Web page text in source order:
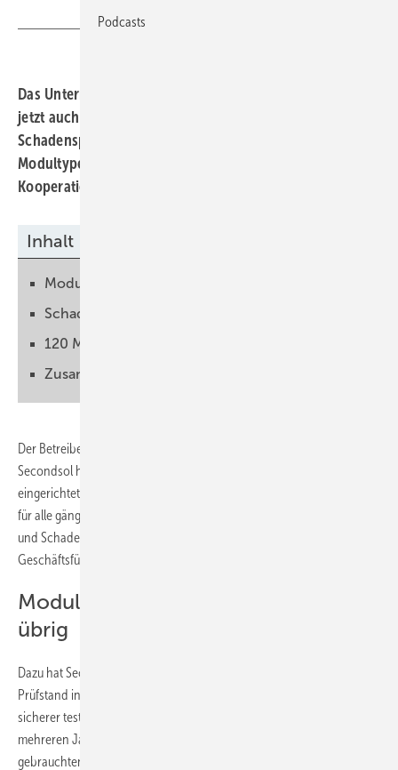
Das Unternehmen im thüringischen Meiningen bietet
jetzt auch Wareneingangsprüfungen und
Schadensprüfung für alle gängigen Modulgrößen und
Modultypen an. Weiterführende Tests sind über eine
Kooperation mit dem Fraunhofer CSP möglich.
Inhalt
Modulqualität lässt zu Wünschen übrig
Schadensprüfung für Versicherungen
120 Module pro Stunde messen
Zusammenarbeit mit dem Fraunhofer CSP
Der Betreiber des Onlinemarktplatzes für Solarkomponenten
Secondsol hat 2015 ein mobiles Testcenter für Photovoltaikmodule
eingerichtet. „Jetzt sind wir hier am Standort in Meiningen in der Lage,
für alle gängigen Modulgrößen und -typen Wareneingangsprüfungen
und Schadensprüfung durchzuführen“, sagt Frank Fiedler,
Geschäftsführer von Secondsol.
Modulqualität lässt zu Wünschen
übrig
Dazu hat Secondsol im thüringischen Meinigen in einen neuen
Prüfstand investiert, um die Qualität der Module für die Kunden noch
sicherer testen zu können. Denn Secondsol testet schon seit
mehreren Jahren selbst seinen eigenen Wareneingang an
gebrauchten und neuen Modulen. „Vor allem in den Zeiten der
Podcasts